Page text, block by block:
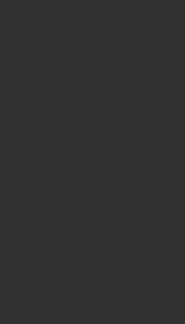
quello che cercavano.
non è solo possibile ma